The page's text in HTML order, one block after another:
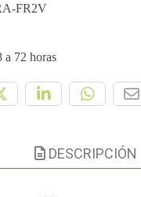
FR2V
a 72 horas
DESCRIPCIÓN